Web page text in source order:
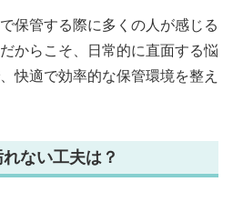
保管する際に多くの人が感じる
からこそ、日常的に直面する悩
快適で効率的な保管環境を整え
ない工夫は？